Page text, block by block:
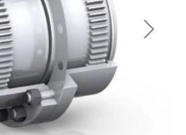
Next